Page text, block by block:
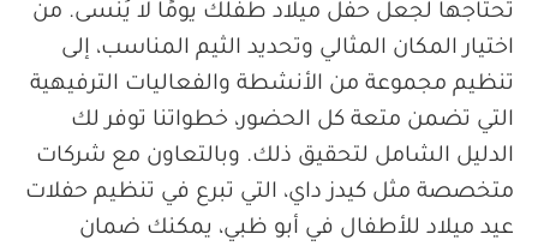
تحتاجها لجعل حفل ميلاد طفلك يومًا لا يُنسى. من
اختيار المكان المثالي وتحديد الثيم المناسب، إلى
تنظيم مجموعة من الأنشطة والفعاليات الترفيهية
التي تضمن متعة كل الحضور، خطواتنا توفر لك
الدليل الشامل لتحقيق ذلك. وبالتعاون مع شركات
متخصصة مثل كيدز داي، التي تبرع في تنظيم حفلات
عيد ميلاد للأطفال في أبو ظبي، يمكنك ضمان